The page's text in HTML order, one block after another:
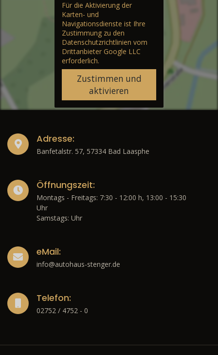
Für die Aktivierung der
Karten- und
Navigationsdienste ist Ihre
Zustimmung zu den
Datenschutzrichtlinien vom
Drittanbieter Google LLC
erforderlich.
Zustimmen und
aktivieren
Adresse:
Banfetalstr. 57, 57334 Bad Laasphe
Öffnungszeit:
Montags - Freitags: 7:30 - 12:00 h, 13:00 - 15:30
Uhr
Samstags: Uhr
eMail:
info@autohaus-stenger.de
Telefon:
02752 / 4752 - 0